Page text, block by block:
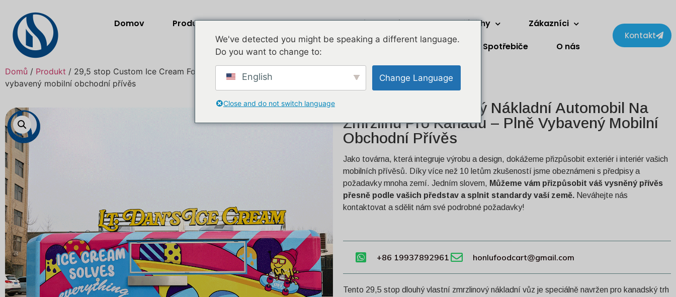
Domov Produkty Proud vzduchu Pozinkované Dva příběhy
Zákazníci
Spotřebiče
O nás
Kontakt
Domů / Produkt / 29,5 stop Custom Ice Cream Food Truck pro Kanadu – plně
vybavený mobilní obchodní přívěs
29,5 Stop Zakázkový Nákladní Automobil Na
Zmrzlinu Pro Kanadu – Plně Vybavený Mobilní
Obchodní Přívěs
Jako továrna, která integruje výrobu a design, dokážeme přizpůsobit exteriér i interiér vašich
mobilních přívěsů. Díky více než 10 letům zkušeností jsme obeznámeni s předpisy a
požadavky mnoha zemí. Jedním slovem, Můžeme vám přizpůsobit váš vysněný přívěs
přesně podle vašich představ a splnit standardy vaší země. Neváhejte nás
kontaktovat a sdělit nám své podrobné požadavky!
+86 19937892961 honlufoodcart@gmail.com
Tento 29,5 stop dlouhý vlastní zmrzlinový nákladní vůz je speciálně navržen pro kanadský trh
We've detected you might be speaking a different language.
Do you want to change to:
English Change Language
Close and do not switch language